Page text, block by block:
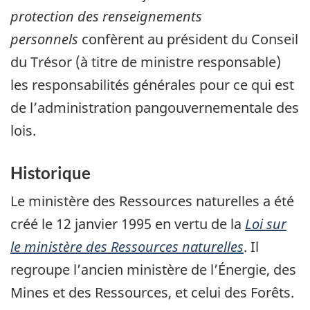
protection des renseignements
personnels confèrent au président du Conseil
du Trésor (à titre de ministre responsable)
les responsabilités générales pour ce qui est
de l’administration pangouvernementale des
lois.
Historique
Le ministère des Ressources naturelles a été
créé le 12 janvier 1995 en vertu de la Loi sur
le ministère des Ressources naturelles. Il
regroupe l’ancien ministère de l’Énergie, des
Mines et des Ressources, et celui des Forêts.